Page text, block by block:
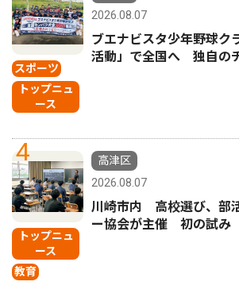
スポーツ
トップニュ
ース
2026.08.07
ブエナビスタ少年野球
活動」で全国へ 独自の
4
トップニュ
ース
教育
高津区
2026.08.07
川崎市内 高校選び、部
ー協会が主催 初の試み